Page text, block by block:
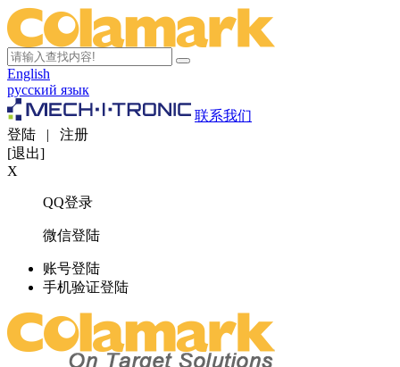
English
русский язык
联系我们
登陆 | 注册
[退出]
X
QQ登录
微信登陆
账号登陆
手机验证登陆